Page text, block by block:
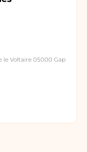
le Voltaire 05000 Gap